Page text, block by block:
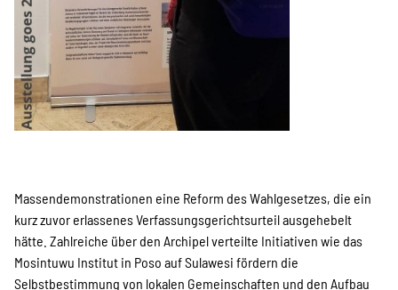
Indonesian
Massendemonstrationen eine Reform des Wahlgesetzes, die ein
kurz zuvor erlassenes Verfassungsgerichtsurteil ausgehebelt
hätte. Zahlreiche über den Archipel verteilte Initiativen wie das
Mosintuwu Institut in Poso auf Sulawesi fördern die
Selbstbestimmung von lokalen Gemeinschaften und den Aufbau